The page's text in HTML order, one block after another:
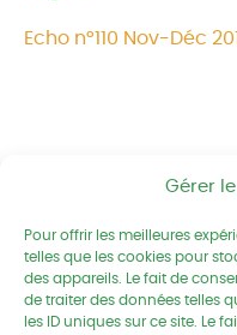
Gérer
Pour offrir les meilleures
telles que les cookies pour
des appareils. Le fait de
de traiter des données telles
les ID uniques sur ce site. Le
Echo n°110 Nov-Déc
Réseau CIVAM
2
332